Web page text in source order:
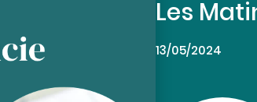
Les
13/05/2024